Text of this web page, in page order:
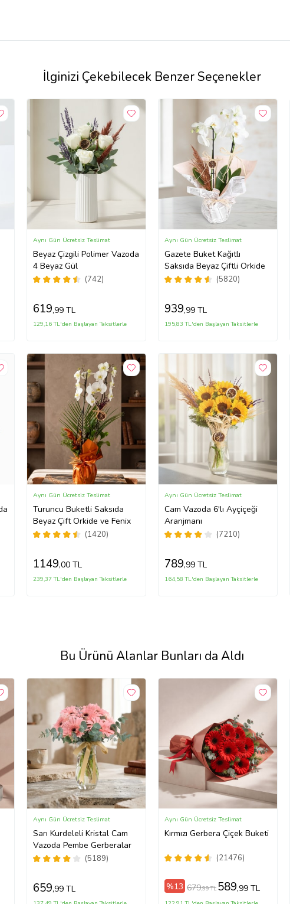
İlginizi Çekebilecek Benzer Seçenekler
Beyaz Çizgili Polimer Vazoda
4 Beyaz Gül
(742)
Aynı Gün Ücretsiz Teslimat
619,99 TL
129,16 TL'den Başlayan Taksitlerle
Gazete Buket Kağıtlı
Saksıda Beyaz Çiftli Orkide
(5820)
Aynı Gün Ücretsiz Teslimat
939,99 TL
195,83 TL'den Başlayan Taksitlerle
Turuncu Buketli Saksıda
Beyaz Çift Orkide ve Fenix
(1420)
Aynı Gün Ücretsiz Teslimat
1149,00 TL
239,37 TL'den Başlayan Taksitlerle
Cam Vazoda 6'lı Ayçiçeği
Aranjmanı
(7210)
Aynı Gün Ücretsiz Teslimat
789,99 TL
164,58 TL'den Başlayan Taksitlerle
Bu Ürünü Alanlar Bunları da Aldı
Sarı Kurdeleli Kristal Cam
Vazoda Pembe Gerberalar
(5189)
Aynı Gün Ücretsiz Teslimat
659,99 TL
Kırmızı Gerbera Çiçek Buketi
(21476)
Aynı Gün Ücretsiz Teslimat
%13 679,99 TL 589,99 TL